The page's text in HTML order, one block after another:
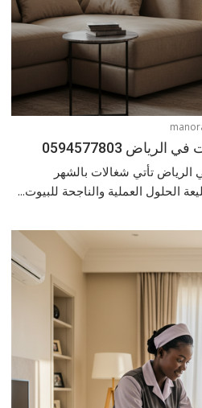
0594577803
الرياض تأتي شغالات بالشهر
الحلول العملية والناجحة للبيوت...